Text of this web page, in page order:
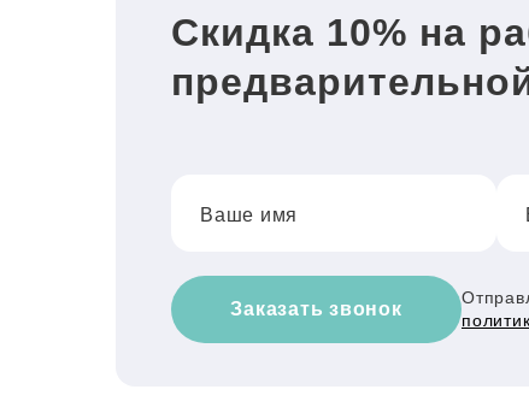
Скидка 10% на
Ваше имя
Заказать звонок